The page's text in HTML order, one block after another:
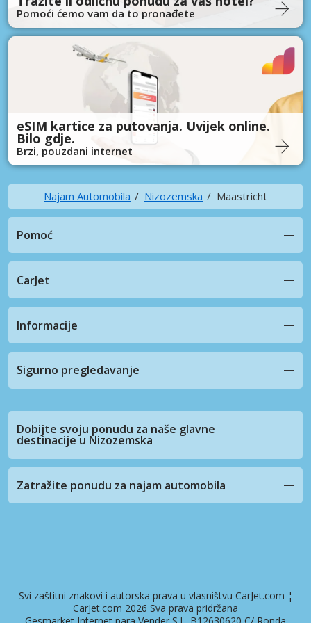
Pomoći ćemo vam da to pronađete
eSIM kartice za putovanja. Uvijek online.
Bilo gdje.
Brzi, pouzdani internet
Najam Automobila Nizozemska Maastricht
Pomoć
CarJet
Informacije
Sigurno pregledavanje
Dobijte svoju ponudu za naše glavne
destinacije u Nizozemska
Zatražite ponudu za najam automobila
Svi zaštitni znakovi i autorska prava u vlasništvu CarJet.com ¦
CarJet.com 2026 Sva prava pridržana